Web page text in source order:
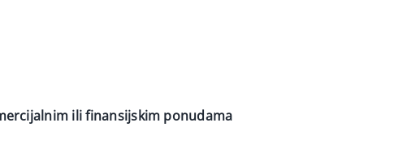
ili finansijskim ponudama